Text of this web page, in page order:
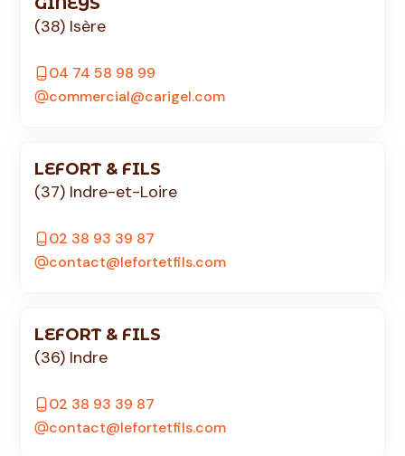
(38) Isère
04 74 58 98 99
commercial@carigel.com
LEFORT & FILS
(37) Indre-et-Loire
02 38 93 39 87
contact@lefortetfils.com
LEFORT & FILS
(36) Indre
02 38 93 39 87
contact@lefortetfils.com